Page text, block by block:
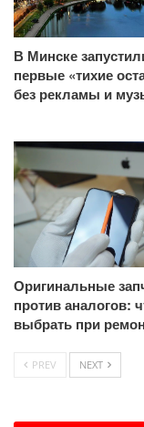
В Минске
первые «тихие
без рекламы и
Оригинальные
против аналогов:
выбрать при
PREV NEXT